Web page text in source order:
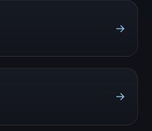
→
→